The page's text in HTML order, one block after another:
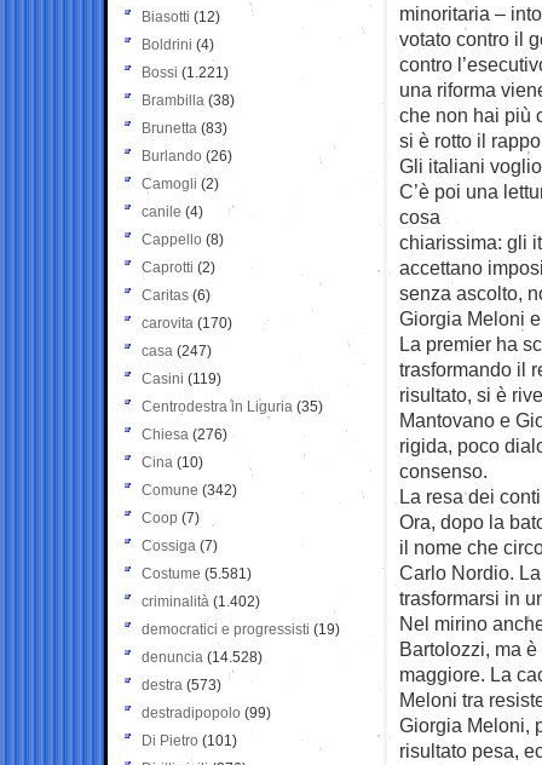
minoritaria –
votato contro il
contro
una riforma
che non hai più
si è rotto il
Gli italiani
C’è poi una
cosa
chiarissima: gli
accettano
senza ascolto,
Giorgia Meloni
La premier ha
trasformando il
risultato, si è
Mantovano e
rigida, poco
consenso.
La resa dei
Ora, dopo la
il nome che
Carlo Nordio.
trasformarsi in
Nel mirino
Bartolozzi, ma
maggiore. La
Meloni tra
Giorgia Meloni,
risultato pesa,
Biasotti (12)
Boldrini (4)
Bossi (1.221)
Brambilla (38)
Brunetta (83)
Burlando (26)
Camogli (2)
canile (4)
Cappello (8)
Caprotti (2)
Caritas (6)
carovita (170)
casa (247)
Casini (119)
Centrodestra in Liguria (35)
Chiesa (276)
Cina (10)
Comune (342)
Coop (7)
Cossiga (7)
Costume (5.581)
criminalità (1.402)
democratici e progressisti (19)
denuncia (14.528)
destra (573)
destradipopolo (99)
Di Pietro (101)